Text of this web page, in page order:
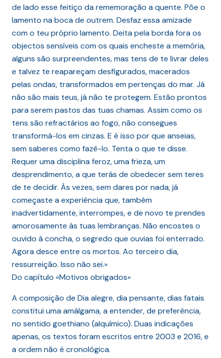
de lado esse feitiço da rememoração a quente. Põe o
lamento na boca de outrem. Desfaz essa amizade
com o teu próprio lamento. Deita pela borda fora os
objectos sensíveis com os quais encheste a memória,
alguns são surpreendentes, mas tens de te livrar deles
e talvez te reapareçam desfigurados, macerados
pelas ondas, transformados em pertenças do mar. Já
não são mais teus, já não te protegem. Estão prontos
para serem pastos das tuas chamas. Assim como os
tens são refractários ao fogo, não consegues
transformá-los em cinzas. E é isso por que anseias,
sem saberes como fazê-lo. Tenta o que te disse.
Requer uma disciplina feroz, uma frieza, um
desprendimento, a que terás de obedecer sem teres
de te decidir. Às vezes, sem dares por nada, já
começaste a experiência que, também
inadvertidamente, interrompes, e de novo te prendes
amorosamente às tuas lembranças. Não encostes o
ouvido à concha, o segredo que ouvias foi enterrado.
Agora desce entre os mortos. Ao terceiro dia,
ressurreição. Isso não sei.»
Do capítulo «Motivos obrigados»
A composição de Dia alegre, dia pensante, dias fatais
constitui uma amálgama, a entender, de preferência,
no sentido goethiano (alquímico). Duas indicações
apenas, os textos foram escritos entre 2003 e 2016, e
a ordem não é cronológica.